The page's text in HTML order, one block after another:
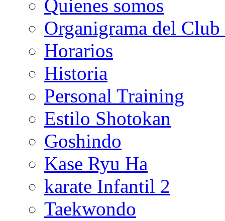
Quienes somos
Organigrama del
Horarios
Historia
Personal Training
Estilo Shotokan
Goshindo
Kase Ryu Ha
karate Infantil 2
Taekwondo